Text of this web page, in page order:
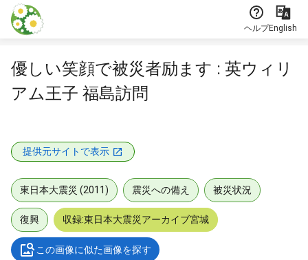
本文に飛ぶ
ヘルプEnglish
優しい笑顔で被災者励ます : 英ウィリ
アム王子 福島訪問
提供元サイトで表示
東日本大震災 (2011) 震災への備え 被災状況
復興 収録:東日本大震災アーカイブ宮城
この画像に似た画像を探す